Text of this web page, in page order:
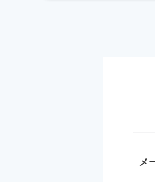
メ